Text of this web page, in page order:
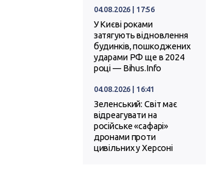
04.08.2026 | 17:56
У Києві роками
затягують відновлення
будинків, пошкоджених
ударами РФ ще в 2024
році — Bihus.Info
04.08.2026 | 16:41
Зеленський: Світ має
відреагувати на
російське «сафарі»
дронами проти
цивільних у Херсоні